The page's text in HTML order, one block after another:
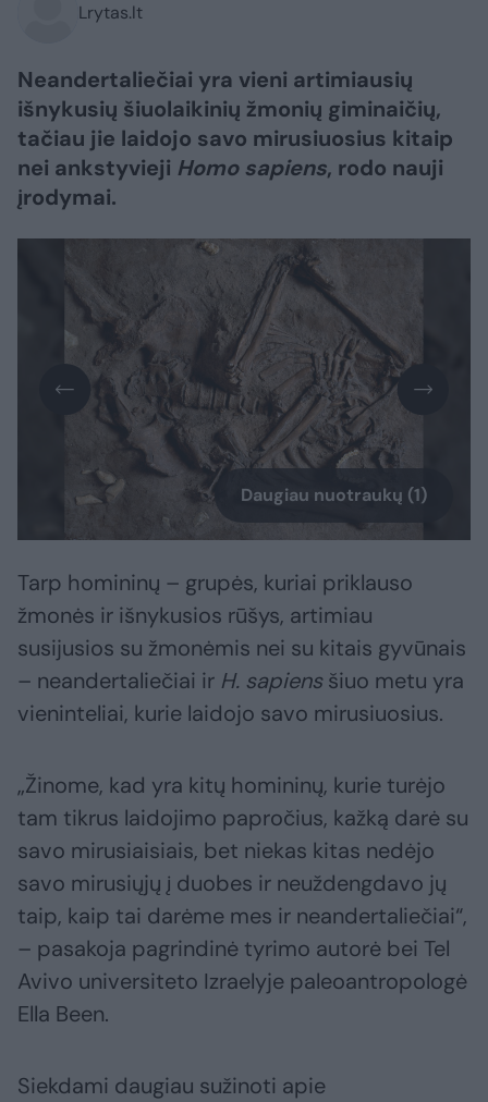
Lrytas.lt
Neandertaliečiai yra vieni artimiausių
išnykusių šiuolaikinių žmonių giminaičių,
tačiau jie laidojo savo mirusiuosius kitaip
nei ankstyvieji Homo sapiens, rodo nauji
įrodymai.
Daugiau nuotraukų (1)
Tarp homininų – grupės, kuriai priklauso
žmonės ir išnykusios rūšys, artimiau
susijusios su žmonėmis nei su kitais gyvūnais
– neandertaliečiai ir H. sapiensšiuo metu yra
vieninteliai, kurie laidojo savo mirusiuosius.
„Žinome, kad yra kitų homininų, kurie turėjo
tam tikrus laidojimo papročius, kažką darė su
savo mirusiaisiais, bet niekas kitas nedėjo
savo mirusiųjų į duobes ir neuždengdavo jų
taip, kaip tai darėme mes ir neandertaliečiai“,
– pasakoja pagrindinė tyrimo autorė bei Tel
Avivo universiteto Izraelyje paleoantropologė
Ella Been.
Siekdami daugiau sužinoti apie